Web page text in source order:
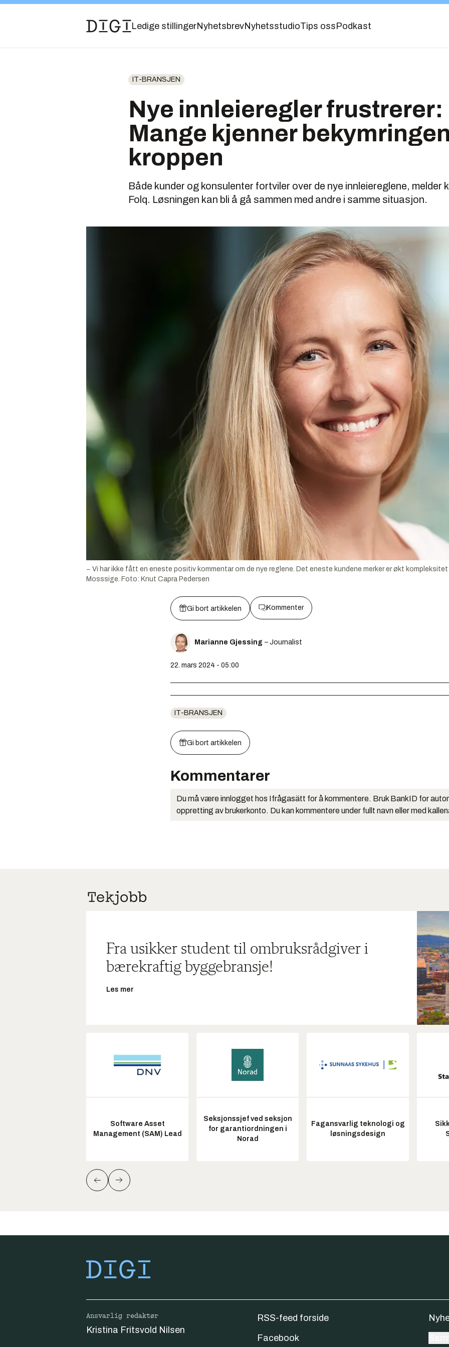
Ledige stillingerNyhetsbrevNyhetsstudioTips oss Podkast
IT-BRANSJEN
Nye innleieregler frustrerer:
Mange kjenner
kroppen
Både kunder og konsulenter fortviler over de nye innleiereglene, melder
Folq. Løsningen kan bli å gå sammen med andre i samme situasjon.
− Vi har ikke fått en eneste positiv kommentar om de nye reglene. Det eneste kundene merker er økt kompleksitet
Mosssige. Foto: Knut Capra Pedersen
Gi bort artikkelen Kommenter
Marianne Gjessing – Journalist
22. mars 2024 - 05:00
IT-BRANSJEN
Gi bort artikkelen
Kommentarer
Du må være innlogget hos Ifrågasätt for å kommentere. Bruk BankID for
oppretting av brukerkonto. Du kan kommentere under fullt navn eller med
Fra usikker student til ombruksrådgiver i
bærekraftig byggebransje!
Les mer
Software Asset
Management (SAM) Lead
Seksjonssjef ved seksjon
for garantiordningen i
Norad
Fagansvarlig teknologi og
løsningsdesign
Ansvarlig redaktør
Kristina Fritsvold Nilsen
RSS-feed forside
Facebook